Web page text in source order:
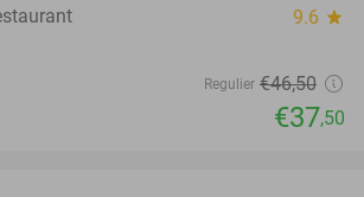
9.6 star
Regulier €46,50
€37,50